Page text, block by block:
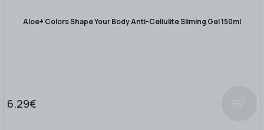
Aloe+ Colors Shape Your Body Anti-Cellulite Sliming Gel 150ml
6.29€